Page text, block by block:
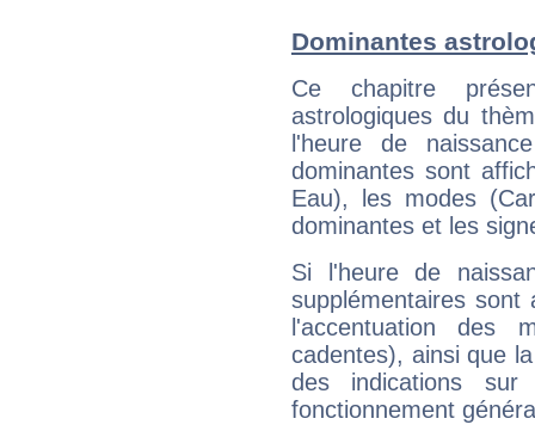
Dominantes
Ce chapitre
astrologiques du
l'heure de
dominantes sont
Eau), les modes
dominantes et les
Si l'heure de
supplémentaires sont
l'accentuation des
cadentes), ainsi que
des indications sur
fonctionnement